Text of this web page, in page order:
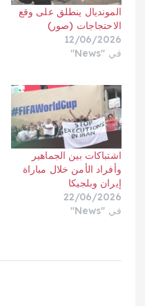
المونديال ينطلق على وقع
الاحتجاجات (صور)
12/06/2026
في "News"
اشتباكات بين الجماهير
وأفراد الأمن خلال مباراة
إيران وبلجيكا
22/06/2026
في "News"